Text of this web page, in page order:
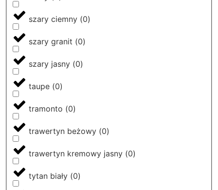
szary ciemny (0)
szary granit (0)
szary jasny (0)
taupe (0)
tramonto (0)
trawertyn beżowy (0)
trawertyn kremowy jasny (0)
tytan biały (0)